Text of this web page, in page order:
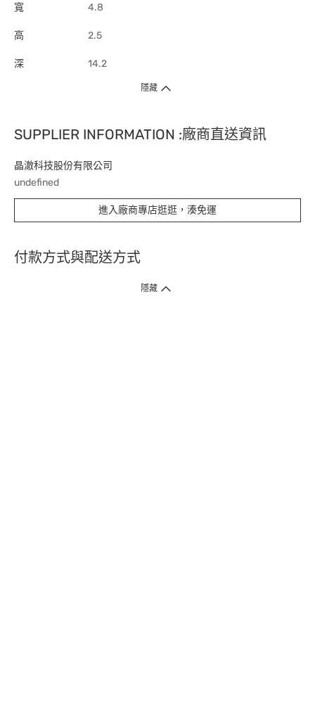
寬 4.8
高 2.5
深 14.2
隱藏
SUPPLIER INFORMATION :廠商直送資訊
晶澈科技股份有限公司
undefined
進入廠商專店逛逛，湊免運
付款方式與配送方式
隱藏